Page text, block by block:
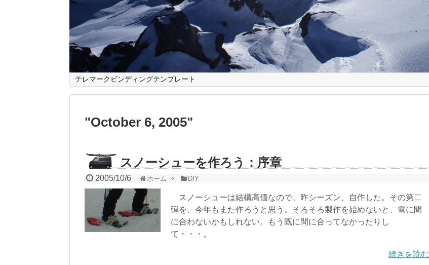
テレマークビンディングテンプレート
"October 6, 2005"
スノーシューを作ろう：序章
2005/10/6 ホーム DIY
スノーシューは結構高価なので、昨シーズン、自作した。その第二
弾を、今年もまた作ろうと思う。そろそろ製作を始めないと、雪に間
に合わないかもしれない。もう既に間に合ってなかったりし
て・・・。
続きを読む